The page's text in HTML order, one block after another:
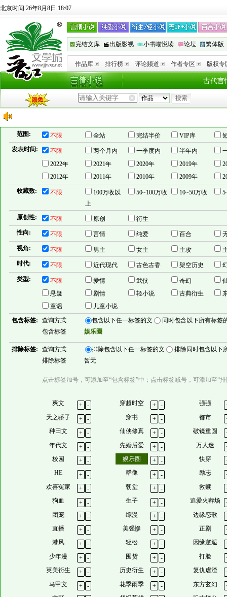
北京时间 26年8月8日 18:07
完结文库 出版影视 小书喵悦读 论坛 繁体版
作品库 排行榜 评论频道 作者专区 版权专
古代言
范围: 不限 全站 完结半价 VIP库
发表时间:
不限 两个月内 一季度内 半年内
2022年
2021年 2020年 2019年
2012年
2011年 2010年 2009年
收藏数:
不限
100万收以
上
50~100万收 10~50万收
原创性: 不限 原创
衍生
性向:
不限 言情 纯爱 百合
视角:
不限 男主 女主 主攻
时代:
不限 近代现代 古色古香 架空历史
类型:
不限 爱情 武侠 奇幻
悬疑
剧情 轻小说 古典衍生
童谣
儿童小说
包含标签:
查询方式 包含以下任一标签的文
同时包含以下所有标签
包含标签
娱乐圈
排除标签: 查询方式 排除包含以下任一标签的文
排除同时包含以下
排除标签
暂无
点击标签加号，可添加至“包含标签”中；点击标签减号，可添加至“
爽文 + - 穿越时空 + - 强强
天之骄子
+ - 穿书 + - 都市
种田文
+ - 仙侠修真 + - 破镜重圆
年代文
+ - 先婚后爱 + - 万人迷
校园
+ - 娱乐圈 + - 快穿
HE
+ - 群像 + - 励志
欢喜冤家
+ - 朝堂 + - 救赎
狗血
+ - 生子 + - 追爱火葬场
团宠
+ - 综漫 + - 边缘恋歌
直播
+ - 美强惨 + - 正剧
港风
+ - 轻松 + - 因缘邂逅
少年漫
+ - 囤货 + - 打脸
英美衍生
+ - 历史衍生 + - 复仇虐渣
马甲文
+ - 花季雨季 + - 东方玄幻